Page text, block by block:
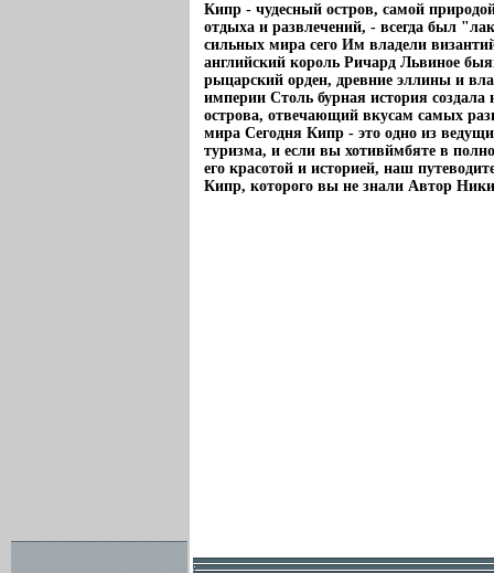
Кипр - чудесный остров, самой
отдыха и развлечений, - всегда был
сильных мира сего Им владели
английский король Ричард Львиное
рыцарский орден, древние эллины и
империи Столь бурная история
острова, отвечающий вкусам самых
мира Сегодня Кипр - это одно из
туризма, и если вы хотивймбяте в
его красотой и историей, наш
Кипр, которого вы не знали Автор